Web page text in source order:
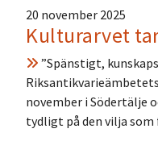
20 november 2025
Kulturarvet
”Spänstigt,
november i Södertälje
tydligt på den vilja